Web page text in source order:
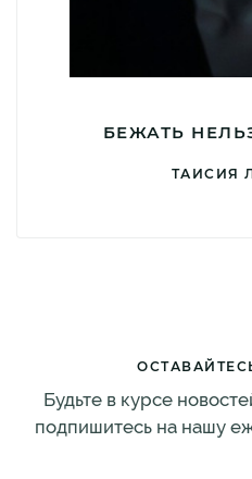
БЕЖАТЬ
ТАИСИЯ
Будьте в курсе
подпишитесь на нашу